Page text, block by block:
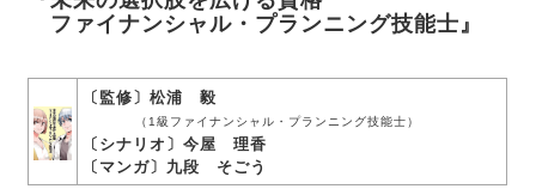
ファイナンシャル・プランニング技能士』
〔監修〕松浦 毅
（1級ファイナンシャル・プランニング技能士）
〔シナリオ〕今屋 理香
〔マンガ〕九段 そごう